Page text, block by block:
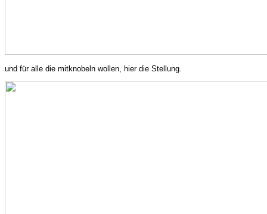
und für alle die mitknobeln wollen, hier die Stellung.